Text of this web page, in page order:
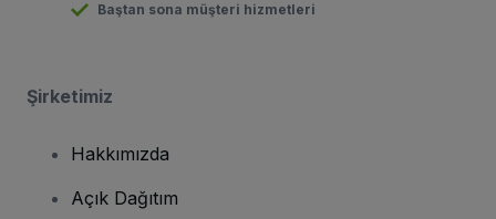
Baştan sona müşteri hizmetleri
Şirketimiz
Hakkımızda
Açık Dağıtım